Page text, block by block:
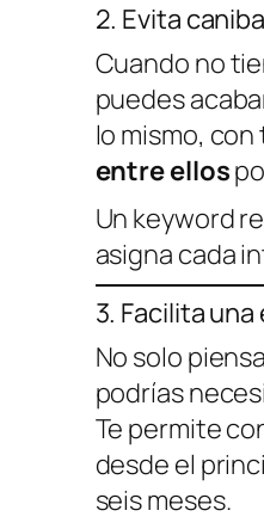
2. Evita
Cuando no
puedes
lo mismo,
entre ellos
Un keyword
asigna cada
3. Facilita
No solo
podrías
Te permite
desde el
seis meses.